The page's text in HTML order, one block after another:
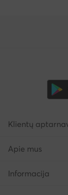
Klientų
Apie mus
Informacija